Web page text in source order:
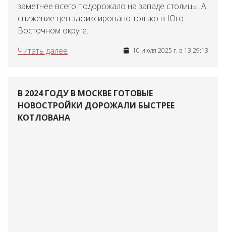
заметнее всего подорожало на западе столицы. А
снижение цен зафиксировано только в Юго-
Восточном округе.
Читать далее
10 июля 2025 г. в 13:29:13
В 2024 ГОДУ В МОСКВЕ ГОТОВЫЕ
НОВОСТРОЙКИ ДОРОЖАЛИ БЫСТРЕЕ
КОТЛОВАНА